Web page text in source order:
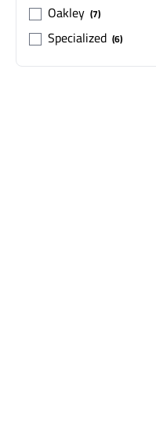
Oakley 7
Specialized 6